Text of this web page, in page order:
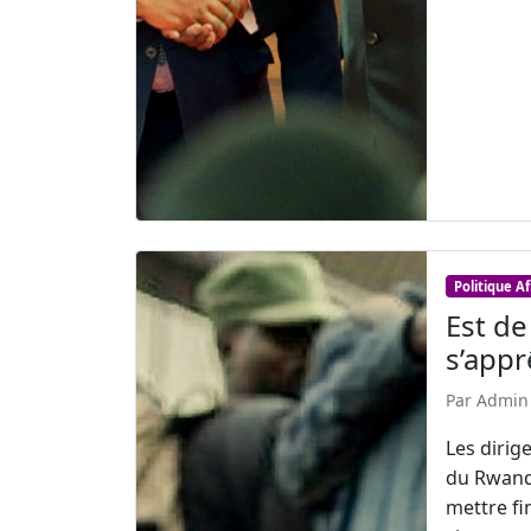
Politique
Est
Par
Les
du
mettre